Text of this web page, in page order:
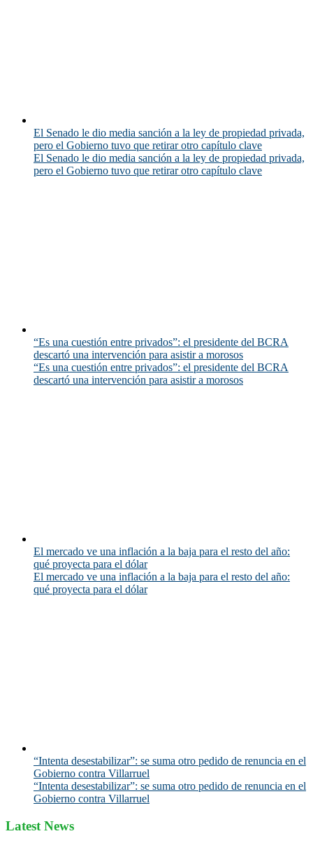
El Senado le dio media sanción a la ley de propiedad privada,
pero el Gobierno tuvo que retirar otro capítulo clave
El Senado le dio media sanción a la ley de propiedad privada,
pero el Gobierno tuvo que retirar otro capítulo clave
“Es una cuestión entre privados”: el presidente del BCRA
descartó una intervención para asistir a morosos
“Es una cuestión entre privados”: el presidente del BCRA
descartó una intervención para asistir a morosos
El mercado ve una inflación a la baja para el resto del año:
qué proyecta para el dólar
El mercado ve una inflación a la baja para el resto del año:
qué proyecta para el dólar
“Intenta desestabilizar”: se suma otro pedido de renuncia en el
Gobierno contra Villarruel
“Intenta desestabilizar”: se suma otro pedido de renuncia en el
Gobierno contra Villarruel
Latest News